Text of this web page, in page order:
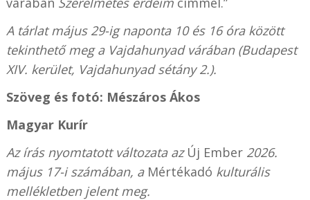
A tárlat május 29-ig naponta 10 és 16 óra között
tekinthető meg a Vajdahunyad várában (Budapest
XIV. kerület, Vajdahunyad sétány 2.).
Szöveg és fotó: Mészáros Ákos
Magyar Kurír
Az írás nyomtatott változata az Új Ember2026.
május 17-i számában, a Mértékadó kulturális
mellékletben jelent meg.